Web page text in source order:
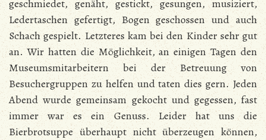
geschmiedet, genäht, gestickt, gesungen, musiziert,
Ledertaschen gefertigt, Bogen geschossen und auch
Schach gespielt. Letzteres kam bei den Kinder sehr gut
an. Wir hatten die Möglichkeit, an einigen Tagen den
Museumsmitarbeitern bei der Betreuung von
Besuchergruppen zu helfen und taten dies gern. Jeden
Abend wurde gemeinsam gekocht und gegessen, fast
immer war es ein Genuss. Leider hat uns die
Bierbrotsuppe überhaupt nicht überzeugen können,